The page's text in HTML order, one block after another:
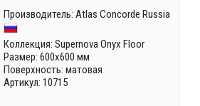
Производитель: Atlas Concorde Russia
Коллекция: Supernova Onyx Floor
Размер: 600x600 мм
Поверхность: матовая
Артикул: 10715